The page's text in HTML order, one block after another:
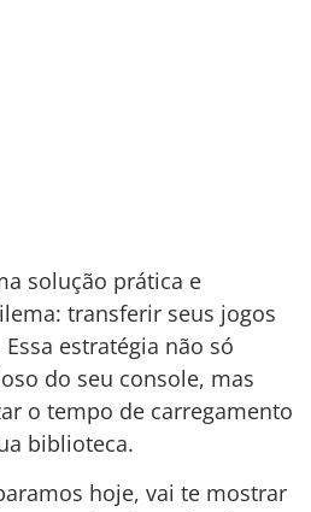
solução prática e
transferir seus jogos
estratégia não só
do seu console, mas
o tempo de carregamento
biblioteca.
hoje, vai te mostrar